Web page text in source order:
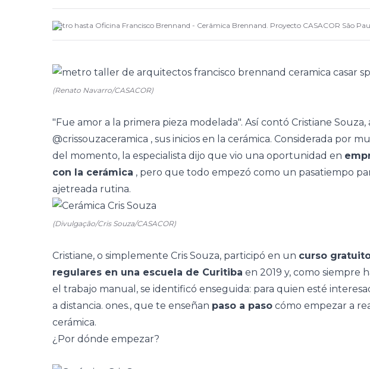
Metro hasta Oficina Francisco Brennand - Cerâmica Brennand. Proyecto CASACOR São
(Renato Navarro/CASACOR)
"Fue amor a la primera pieza modelada". Así contó Cristiane
@crissouzaceramica , sus inicios en la cerámica. Considerada por
del momento, la especialista dijo que vio una oportunidad en
con la cerámica , pero que todo empezó como un pasatiempo
ajetreada rutina.
(Divulgação/Cris Souza/CASACOR)
Cristiane, o simplemente Cris Souza, participó en un curso
regulares en una escuela de Curitiba en 2019 y, como siempre
el trabajo manual, se identificó enseguida: para quien esté
a distancia. ones., que te enseñan paso a paso cómo empezar a
cerámica.
¿Por dónde empezar?